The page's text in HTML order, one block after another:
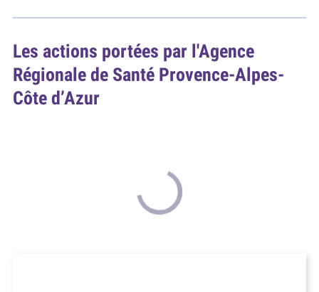
Les actions portées par l'Agence
Régionale de Santé Provence-Alpes-
Côte d’Azur